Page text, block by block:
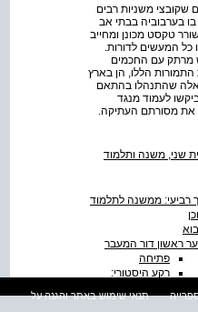
שקובצי משניות רבים
בערבוביה בבתי אב
טקסט מכונן ומחייב
כל המעשים לדורות.
מרתק עם החכמים
התמורות הללו, הן בארץ
שהתנהלו בהתאם
לעמוד מנגד
את מסורתם העתיקה.
שני, משנה ותלמוד
רביעי: ממשנה לתלמוד
ראשון דור המעבר
פתיחה
רקע היסטורי:
האנרכיהתנאי שימוש באתר והגנה על